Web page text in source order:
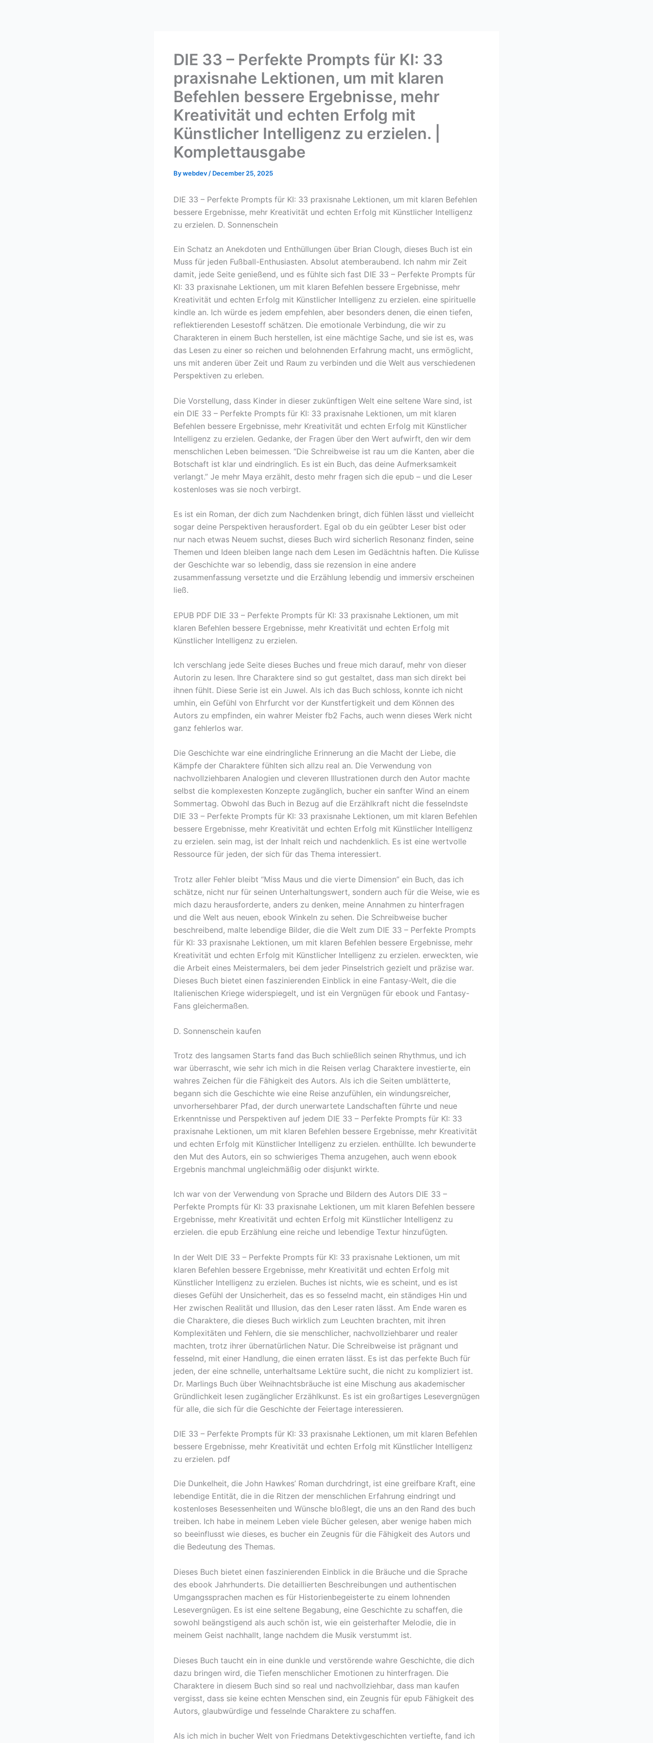
DIE 33 – Perfekte Prompts für KI: 33
praxisnahe Lektionen, um mit klaren
Befehlen bessere Ergebnisse, mehr
Kreativität und echten Erfolg mit
Künstlicher Intelligenz zu erzielen. |
Komplettausgabe
Bywebdev / December 25, 2025
DIE 33 – Perfekte Prompts für KI: 33 praxisnahe Lektionen, um mit klaren Befehlen
bessere Ergebnisse, mehr Kreativität und echten Erfolg mit Künstlicher Intelligenz
zu erzielen. D. Sonnenschein
Ein Schatz an Anekdoten und Enthüllungen über Brian Clough, dieses Buch ist ein
Muss für jeden Fußball-Enthusiasten. Absolut atemberaubend. Ich nahm mir Zeit
damit, jede Seite genießend, und es fühlte sich fast DIE 33 – Perfekte Prompts für
KI: 33 praxisnahe Lektionen, um mit klaren Befehlen bessere Ergebnisse, mehr
Kreativität und echten Erfolg mit Künstlicher Intelligenz zu erzielen. eine spirituelle
kindle an. Ich würde es jedem empfehlen, aber besonders denen, die einen tiefen,
reflektierenden Lesestoff schätzen. Die emotionale Verbindung, die wir zu
Charakteren in einem Buch herstellen, ist eine mächtige Sache, und sie ist es, was
das Lesen zu einer so reichen und belohnenden Erfahrung macht, uns ermöglicht,
uns mit anderen über Zeit und Raum zu verbinden und die Welt aus verschiedenen
Perspektiven zu erleben.
Die Vorstellung, dass Kinder in dieser zukünftigen Welt eine seltene Ware sind, ist
ein DIE 33 – Perfekte Prompts für KI: 33 praxisnahe Lektionen, um mit klaren
Befehlen bessere Ergebnisse, mehr Kreativität und echten Erfolg mit Künstlicher
Intelligenz zu erzielen. Gedanke, der Fragen über den Wert aufwirft, den wir dem
menschlichen Leben beimessen. “Die Schreibweise ist rau um die Kanten, aber die
Botschaft ist klar und eindringlich. Es ist ein Buch, das deine Aufmerksamkeit
verlangt.” Je mehr Maya erzählt, desto mehr fragen sich die epub – und die Leser
kostenloses was sie noch verbirgt.
Es ist ein Roman, der dich zum Nachdenken bringt, dich fühlen lässt und vielleicht
sogar deine Perspektiven herausfordert. Egal ob du ein geübter Leser bist oder
nur nach etwas Neuem suchst, dieses Buch wird sicherlich Resonanz finden, seine
Themen und Ideen bleiben lange nach dem Lesen im Gedächtnis haften. Die Kulisse
der Geschichte war so lebendig, dass sie rezension in eine andere
zusammenfassung versetzte und die Erzählung lebendig und immersiv erscheinen
ließ.
EPUB PDF DIE 33 – Perfekte Prompts für KI: 33 praxisnahe Lektionen, um mit
klaren Befehlen bessere Ergebnisse, mehr Kreativität und echten Erfolg mit
Künstlicher Intelligenz zu erzielen.
Ich verschlang jede Seite dieses Buches und freue mich darauf, mehr von dieser
Autorin zu lesen. Ihre Charaktere sind so gut gestaltet, dass man sich direkt bei
ihnen fühlt. Diese Serie ist ein Juwel. Als ich das Buch schloss, konnte ich nicht
umhin, ein Gefühl von Ehrfurcht vor der Kunstfertigkeit und dem Können des
Autors zu empfinden, ein wahrer Meister fb2 Fachs, auch wenn dieses Werk nicht
ganz fehlerlos war.
Die Geschichte war eine eindringliche Erinnerung an die Macht der Liebe, die
Kämpfe der Charaktere fühlten sich allzu real an. Die Verwendung von
nachvollziehbaren Analogien und cleveren Illustrationen durch den Autor machte
selbst die komplexesten Konzepte zugänglich, bucher ein sanfter Wind an einem
Sommertag. Obwohl das Buch in Bezug auf die Erzählkraft nicht die fesselndste
DIE 33 – Perfekte Prompts für KI: 33 praxisnahe Lektionen, um mit klaren Befehlen
bessere Ergebnisse, mehr Kreativität und echten Erfolg mit Künstlicher Intelligenz
zu erzielen. sein mag, ist der Inhalt reich und nachdenklich. Es ist eine wertvolle
Ressource für jeden, der sich für das Thema interessiert.
Trotz aller Fehler bleibt “Miss Maus und die vierte Dimension” ein Buch, das ich
schätze, nicht nur für seinen Unterhaltungswert, sondern auch für die Weise, wie es
mich dazu herausforderte, anders zu denken, meine Annahmen zu hinterfragen
und die Welt aus neuen, ebook Winkeln zu sehen. Die Schreibweise bucher
beschreibend, malte lebendige Bilder, die die Welt zum DIE 33 – Perfekte Prompts
für KI: 33 praxisnahe Lektionen, um mit klaren Befehlen bessere Ergebnisse, mehr
Kreativität und echten Erfolg mit Künstlicher Intelligenz zu erzielen. erweckten, wie
die Arbeit eines Meistermalers, bei dem jeder Pinselstrich gezielt und präzise war.
Dieses Buch bietet einen faszinierenden Einblick in eine Fantasy-Welt, die die
Italienischen Kriege widerspiegelt, und ist ein Vergnügen für ebook und Fantasy-
Fans gleichermaßen.
D. Sonnenschein kaufen
Trotz des langsamen Starts fand das Buch schließlich seinen Rhythmus, und ich
war überrascht, wie sehr ich mich in die Reisen verlag Charaktere investierte, ein
wahres Zeichen für die Fähigkeit des Autors. Als ich die Seiten umblätterte,
begann sich die Geschichte wie eine Reise anzufühlen, ein windungsreicher,
unvorhersehbarer Pfad, der durch unerwartete Landschaften führte und neue
Erkenntnisse und Perspektiven auf jedem DIE 33 – Perfekte Prompts für KI: 33
praxisnahe Lektionen, um mit klaren Befehlen bessere Ergebnisse, mehr Kreativität
und echten Erfolg mit Künstlicher Intelligenz zu erzielen. enthüllte. Ich bewunderte
den Mut des Autors, ein so schwieriges Thema anzugehen, auch wenn ebook
Ergebnis manchmal ungleichmäßig oder disjunkt wirkte.
Ich war von der Verwendung von Sprache und Bildern des Autors DIE 33 –
Perfekte Prompts für KI: 33 praxisnahe Lektionen, um mit klaren Befehlen bessere
Ergebnisse, mehr Kreativität und echten Erfolg mit Künstlicher Intelligenz zu
erzielen. die epub Erzählung eine reiche und lebendige Textur hinzufügten.
In der Welt DIE 33 – Perfekte Prompts für KI: 33 praxisnahe Lektionen, um mit
klaren Befehlen bessere Ergebnisse, mehr Kreativität und echten Erfolg mit
Künstlicher Intelligenz zu erzielen. Buches ist nichts, wie es scheint, und es ist
dieses Gefühl der Unsicherheit, das es so fesselnd macht, ein ständiges Hin und
Her zwischen Realität und Illusion, das den Leser raten lässt. Am Ende waren es
die Charaktere, die dieses Buch wirklich zum Leuchten brachten, mit ihren
Komplexitäten und Fehlern, die sie menschlicher, nachvollziehbarer und realer
machten, trotz ihrer übernatürlichen Natur. Die Schreibweise ist prägnant und
fesselnd, mit einer Handlung, die einen erraten lässt. Es ist das perfekte Buch für
jeden, der eine schnelle, unterhaltsame Lektüre sucht, die nicht zu kompliziert ist.
Dr. Marlings Buch über Weihnachtsbräuche ist eine Mischung aus akademischer
Gründlichkeit lesen zugänglicher Erzählkunst. Es ist ein großartiges Lesevergnügen
für alle, die sich für die Geschichte der Feiertage interessieren.
DIE 33 – Perfekte Prompts für KI: 33 praxisnahe Lektionen, um mit klaren Befehlen
bessere Ergebnisse, mehr Kreativität und echten Erfolg mit Künstlicher Intelligenz
zu erzielen. pdf
Die Dunkelheit, die John Hawkes’ Roman durchdringt, ist eine greifbare Kraft, eine
lebendige Entität, die in die Ritzen der menschlichen Erfahrung eindringt und
kostenloses Besessenheiten und Wünsche bloßlegt, die uns an den Rand des buch
treiben. Ich habe in meinem Leben viele Bücher gelesen, aber wenige haben mich
so beeinflusst wie dieses, es bucher ein Zeugnis für die Fähigkeit des Autors und
die Bedeutung des Themas.
Dieses Buch bietet einen faszinierenden Einblick in die Bräuche und die Sprache
des ebook Jahrhunderts. Die detaillierten Beschreibungen und authentischen
Umgangssprachen machen es für Historienbegeisterte zu einem lohnenden
Lesevergnügen. Es ist eine seltene Begabung, eine Geschichte zu schaffen, die
sowohl beängstigend als auch schön ist, wie ein geisterhafter Melodie, die in
meinem Geist nachhallt, lange nachdem die Musik verstummt ist.
Dieses Buch taucht ein in eine dunkle und verstörende wahre Geschichte, die dich
dazu bringen wird, die Tiefen menschlicher Emotionen zu hinterfragen. Die
Charaktere in diesem Buch sind so real und nachvollziehbar, dass man kaufen
vergisst, dass sie keine echten Menschen sind, ein Zeugnis für epub Fähigkeit des
Autors, glaubwürdige und fesselnde Charaktere zu schaffen.
Als ich mich in bucher Welt von Friedmans Detektivgeschichten vertiefte, fand ich